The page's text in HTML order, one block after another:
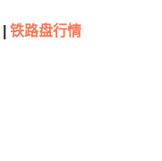
铁路盘行情